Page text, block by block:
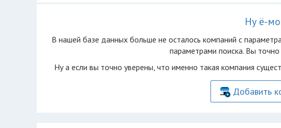
Ну ё-
В нашей базе данных больше не осталоcь компаний с
параметрами поиска. Вы
Ну а если вы точно уверены, что именно такая компания
Добавить